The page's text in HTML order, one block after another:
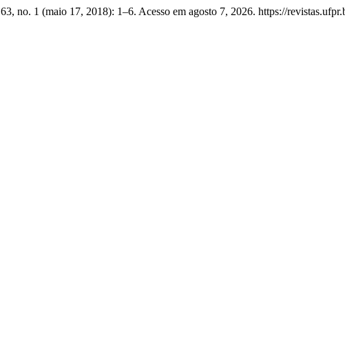
63, no. 1 (maio 17, 2018): 1–6. Acesso em agosto 7, 2026. https://